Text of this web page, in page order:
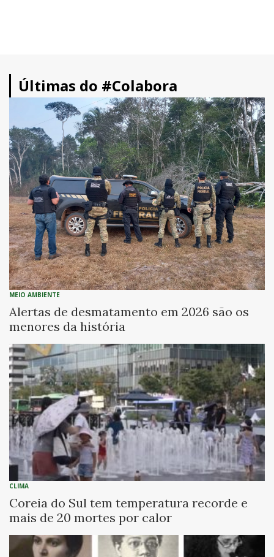
Últimas do #Colabora
MEIO AMBIENTE
Alertas de desmatamento em 2026 são os
menores da história
CLIMA
Coreia do Sul tem temperatura recorde e
mais de 20 mortes por calor